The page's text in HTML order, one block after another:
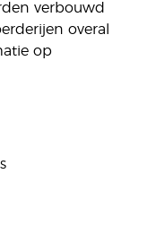
verbouwd
overal
op